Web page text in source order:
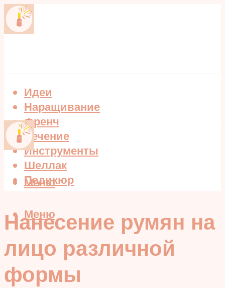
Идеи
Наращивание
Френч
Лечение
Инструменты
Шеллак
Педикюр
Меню
Меню
Нанесение румян на
лицо различной
формы